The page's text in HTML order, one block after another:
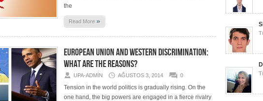
the
Read More »
EUROPEAN UNION AND WESTERN DISCRIMINATION:
WHAT ARE THE REASONS?
UPA-ADMIN AĞUSTOS 3, 2014 0
Tension in the world politics is gradually rising. On the
one hand, the big powers are engaged in a fierce rivalry